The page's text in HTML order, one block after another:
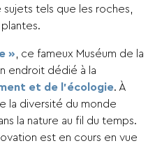
tels que les roches,
plantes.
», ce fameux Muséum de la
endroit dédié à la
et de l’écologie. À
la diversité du monde
la nature au fil du temps.
est en cours en vue